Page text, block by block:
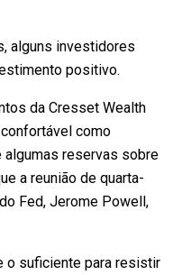
alguns investidores
positivo.
da Cresset Wealth
como
reservas sobre
a reunião de quarta-
Fed, Jerome Powell,
o suficiente para resistir